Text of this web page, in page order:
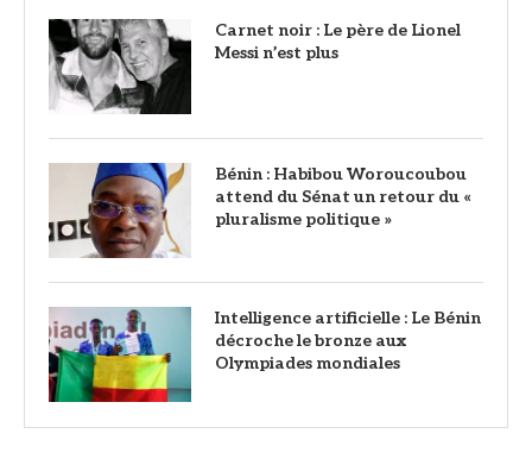
Carnet noir : Le père de Lionel
Messi n’est plus
Bénin : Habibou Woroucoubou
attend du Sénat un retour du «
pluralisme politique »
Intelligence artificielle : Le Bénin
décroche le bronze aux
Olympiades mondiales